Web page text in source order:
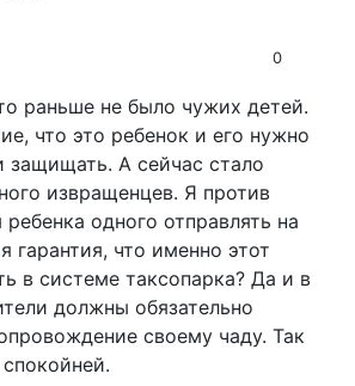
0
раньше не было чужих детей.
что это ребенок и его нужно
защищать. А сейчас стало
извращенцев. Я против
ребенка одного отправлять на
гарантия, что именно этот
в системе таксопарка? Да и в
должны обязательно
своему чаду. Так